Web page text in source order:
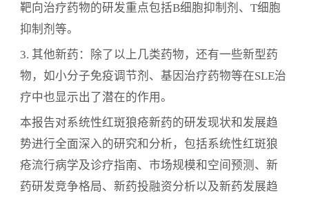
靶向治疗药物的研发重点包括B细胞抑制剂、T细胞
抑制剂等。
3. 其他新药：除了以上几类药物，还有一些新型药
物，如小分子免疫调节剂、基因治疗药物等在SLE治
疗中也显示出了潜在的作用。
本报告对系统性红斑狼疮新药的研发现状和发展趋
势进行全面深入的研究和分析，包括系统性红斑狼
疮流行病学及诊疗指南、市场规模和空间预测、新
药研发竞争格局、新药投融资分析以及新药发展趋